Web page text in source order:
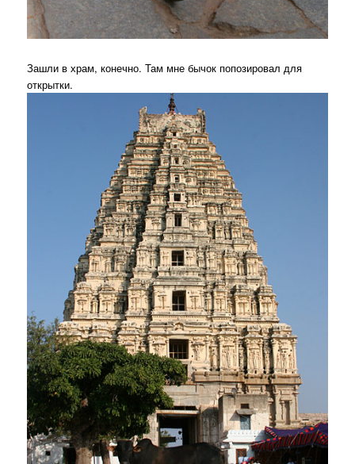
Зашли в храм, конечно. Там мне бычок попозировал для
открытки.